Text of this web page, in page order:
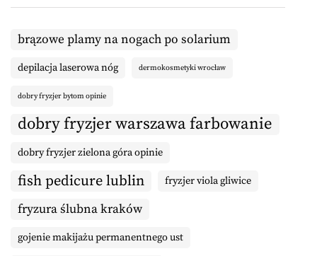
brązowe plamy na nogach po solarium
depilacja laserowa nóg dermokosmetyki wrocław
dobry fryzjer bytom opinie
dobry fryzjer warszawa farbowanie
dobry fryzjer zielona góra opinie
fish pedicure lublin fryzjer viola gliwice
fryzura ślubna kraków
gojenie makijażu permanentnego ust